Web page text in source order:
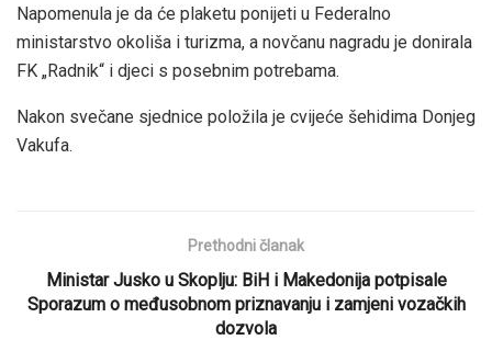
Napomenula je da će plaketu ponijeti u Federalno
ministarstvo okoliša i turizma, a novčanu nagradu je donirala
FK „Radnik“ i djeci s posebnim potrebama.
Nakon svečane sjednice položila je cvijeće šehidima Donjeg
Vakufa.
Prethodni članak
Ministar Jusko u Skoplju: BiH i Makedonija potpisale
Sporazum o međusobnom priznavanju i zamjeni vozačkih
dozvola